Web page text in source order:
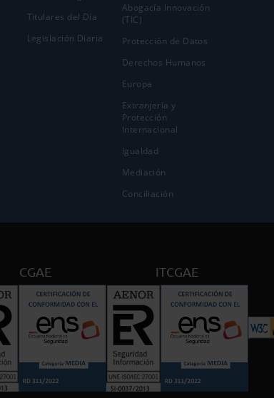
Titulares del Día
Legislación Diaria
Abogacía Innovación
(TIC)
Protección de Datos
Derechos Humanos
Europa
Extranjería y
Protección
Internacional
Igualdad
Mediación
Conciliación
CGAE ITCGAE